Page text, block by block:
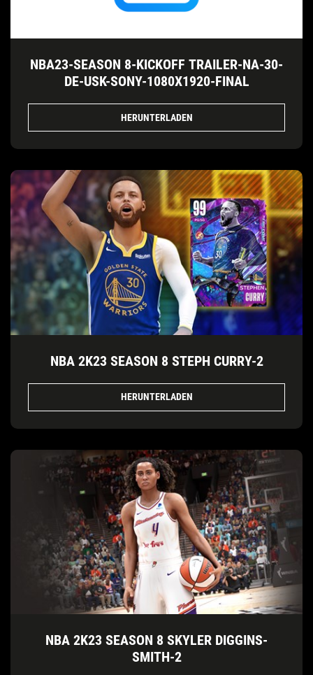
NBA23-SEASON 8-KICKOFF TRAILER-NA-30-
DE-USK-SONY-1080X1920-FINAL
HERUNTERLADEN
NBA 2K23 SEASON 8 STEPH CURRY-2
HERUNTERLADEN
NBA 2K23 SEASON 8 SKYLER DIGGINS-
SMITH-2